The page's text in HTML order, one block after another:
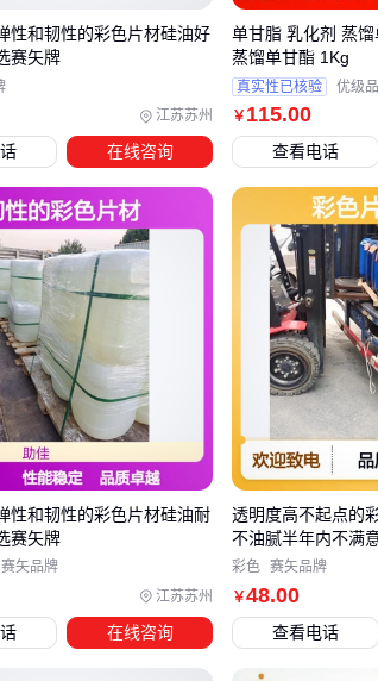
高支纱面料侧重迁移率控制
实验室小样与量产效果的差距，通常源于对
设备适配性的忽视。建议先验证染料在特
再批量采购。
三、何时该坚持4系染料，何时需要转
面对参数相似但效果差异显著的染料选型困
应用场景的核心需求。4系染料作为 金属络
优势在于高色强度和耐高温特性，但这并不
色场景的最优解。
当需要油墨或涂料的高透明度与光泽度时
合结构能提供稳定表现
若涉及食品级或医疗用途，则需考虑 天然
对成本敏感且不需要极端耐候性的日常纺
料
金属络合染料特别适合需要同时满足耐光性
业场景。例如喷墨印刷中，溶剂黑29这类
江苏苏州
性和韧性的彩色片材硅油好
赛矢牌
在线咨询
￥ 115.00
单甘脂 乳化剂 蒸
蒸馏单甘酯 1Kg
真实性已核验 优级品
查看电话
江苏苏州
性和韧性的彩色片材硅油耐
赛矢牌
赛矢品牌
在线咨询
￥48.00
透明度高不起点的
不油腻半年内不满
彩色 赛矢品牌
查看电话